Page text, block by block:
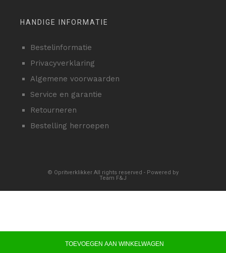
TOEVOEGEN AAN WINKELWAGEN
HANDIGE INFORMATIE
Bestelinformatie
Privacyverklaring
Algemene voorwaarden
Service en garantie
Retourneren
Bestelling herroepen
© Opritverklikker All rights reserved - Powered by
Team F&J